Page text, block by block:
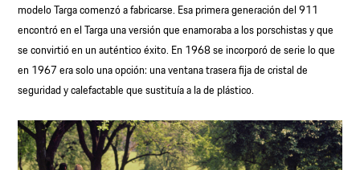
modelo Targa comenzó a fabricarse. Esa primera generación del 911
encontró en el Targa una versión que enamoraba a los porschistas y que
se convirtió en un auténtico éxito. En 1968 se incorporó de serie lo que
en 1967 era solo una opción: una ventana trasera fija de cristal de
seguridad y calefactable que sustituía a la de plástico.